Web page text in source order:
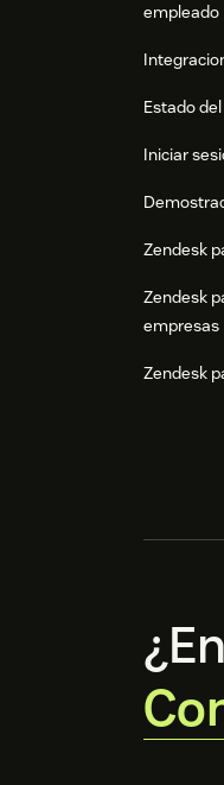
empleado
Estado
Iniciar
Zendesk
Zendesk
empresas
Zendesk